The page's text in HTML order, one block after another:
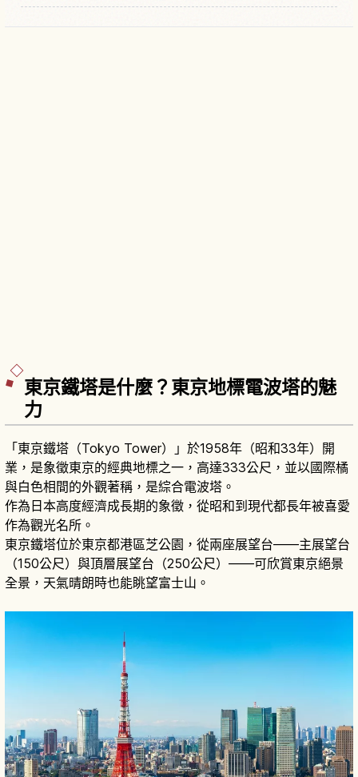
東京鐵塔是什麼？東京地標電波塔的魅
力
「東京鐵塔（Tokyo Tower）」於1958年（昭和33年）開
業，是象徵東京的經典地標之一，高達333公尺，並以國際橘
與白色相間的外觀著稱，是綜合電波塔。
作為日本高度經濟成長期的象徵，從昭和到現代都長年被喜愛
作為觀光名所。
東京鐵塔位於東京都港區芝公園，從兩座展望台——主展望台
（150公尺）與頂層展望台（250公尺）——可欣賞東京絕景
全景，天氣晴朗時也能眺望富士山。